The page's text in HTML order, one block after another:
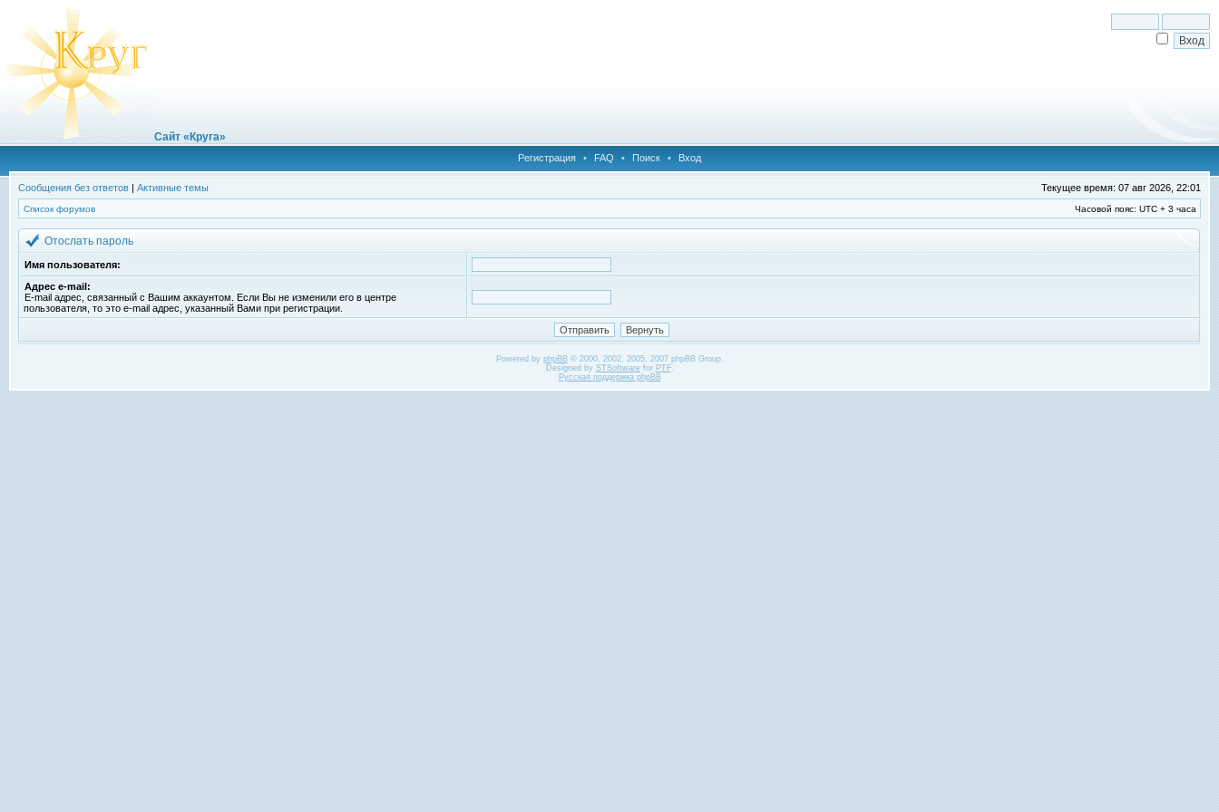
Сайт «Круга»
Регистрация • FAQ • Поиск • Вход
Сообщения без ответов | Активные темы Текущее время: 07 авг 2026, 22:01
Список форумов Часовой пояс: UTC + 3 часа
Отослать пароль
Имя пользователя:
Адрес e-mail:
E-mail адрес, связанный с Вашим аккаунтом. Если Вы не изменили его в центре
пользователя, то это e-mail адрес, указанный Вами при регистрации.
Powered by phpBB© 2000, 2002, 2005, 2007 phpBB Group.
Designed by STSoftwarefor PTF.
Русская поддержка phpBB